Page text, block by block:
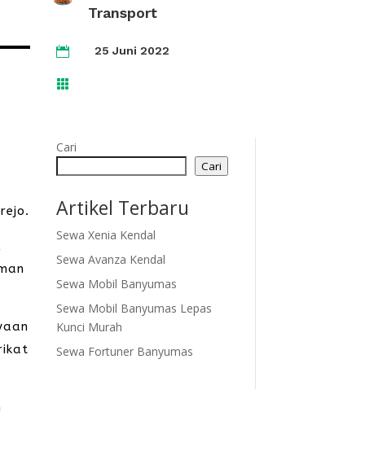
Transport
 25 Juni 2022

Cari
Cari
Artikel Terbaru
Sewa Xenia Kendal
Sewa Avanza Kendal
Sewa Mobil Banyumas
Sewa Mobil Banyumas Lepas
Kunci Murah
Sewa Fortuner Banyumas